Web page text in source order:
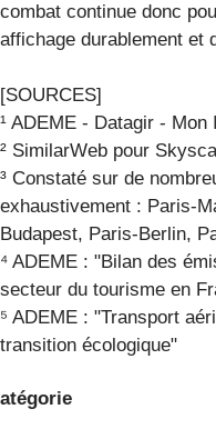
combat continue donc
affichage durablement et
[SOURCES]
¹ ADEME - Datagir - Mon
² SimilarWeb pour
³ Constaté sur de
exhaustivement : Paris-
Budapest, Paris-Berlin,
⁴ ADEME : "Bilan des
secteur du tourisme en
⁵ ADEME : "Transport
transition écologique"